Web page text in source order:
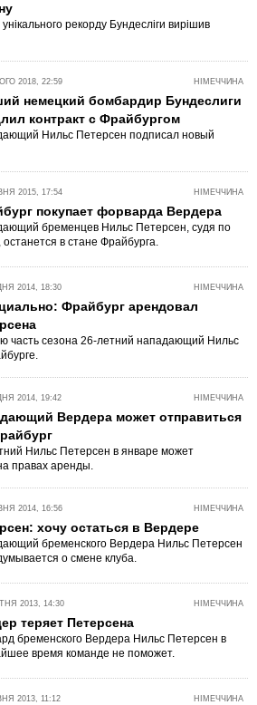
рекорду Бундесліги вирішив
НІМЕЧЧИНА
2018, 22:59
немецкий бомбардир Бундеслиги
контракт с Фрайбургом
Нильс Петерсен подписал новый
НІМЕЧЧИНА
2015, 17:54
покупает форварда Вердера
бременцев Нильс Петерсен, судя по
останется в стане Фрайбурга.
НІМЕЧЧИНА
2014, 18:30
Фрайбург арендовал
часть сезона 26-летний нападающий Нильс
НІМЕЧЧИНА
2014, 19:42
Вердера может отправиться
Нильс Петерсен в январе может
правах аренды.
НІМЕЧЧИНА
2014, 16:56
хочу остаться в Вердере
бременского Вердера Нильс Петерсен
о смене клуба.
НІМЕЧЧИНА
2013, 14:30
теряет Петерсена
бременского Вердера Нильс Петерсен в
время команде не поможет.
НІМЕЧЧИНА
2013, 11:12